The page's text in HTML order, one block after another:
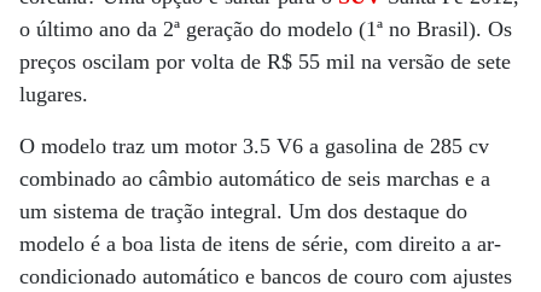
o último ano da 2ª geração do modelo (1ª no Brasil). Os
preços oscilam por volta de R$ 55 mil na versão de sete
lugares.
O modelo traz um motor 3.5 V6 a gasolina de 285 cv
combinado ao câmbio automático de seis marchas e a
um sistema de tração integral. Um dos destaque do
modelo é a boa lista de itens de série, com direito a ar-
condicionado automático e bancos de couro com ajustes